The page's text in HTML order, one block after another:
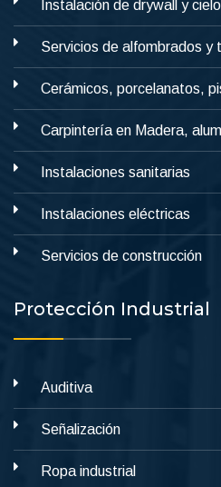
Instalación de drywall y
Servicios de alfombrados y
Cerámicos, porcelanatos,
Carpintería en Madera,
Instalaciones sanitarias
Instalaciones eléctricas
Servicios de construcción
Protección Industrial
Auditiva
Señalización
Ropa industrial